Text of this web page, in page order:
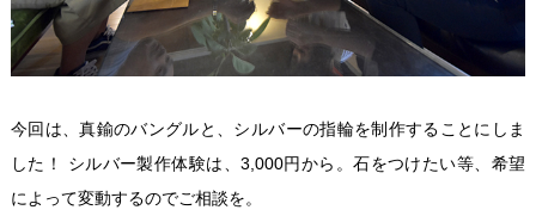
今回は、真鍮のバングルと、シルバーの指輪を制作することにしま
した！ シルバー製作体験は、3,000円から。石をつけたい等、希望
によって変動するのでご相談を。